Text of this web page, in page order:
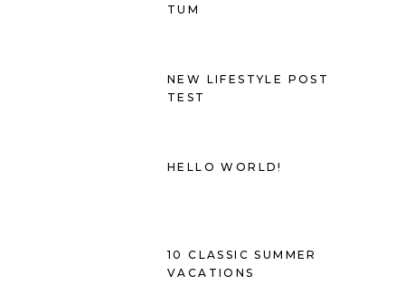
TUM
NEW LIFESTYLE POST
TEST
HELLO WORLD!
10 CLASSIC SUMMER
VACATIONS